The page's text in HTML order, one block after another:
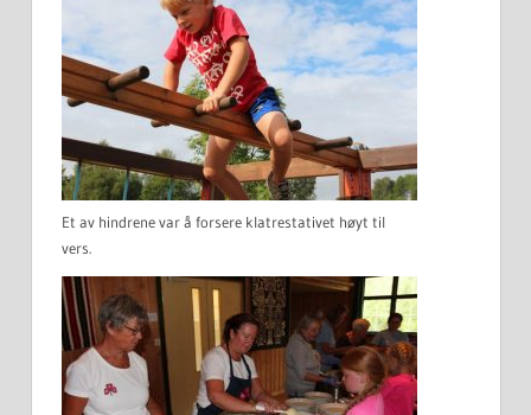
Et av hindrene var å forsere klatrestativet høyt til
vers.